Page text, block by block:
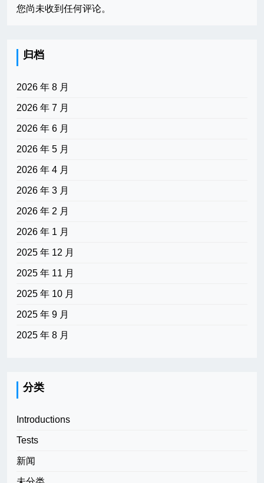
您尚未收到任何评论。
归档
2026 年 8 月
2026 年 7 月
2026 年 6 月
2026 年 5 月
2026 年 4 月
2026 年 3 月
2026 年 2 月
2026 年 1 月
2025 年 12 月
2025 年 11 月
2025 年 10 月
2025 年 9 月
2025 年 8 月
分类
Introductions
Tests
新闻